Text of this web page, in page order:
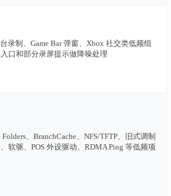
录制、Game Bar 弹窗、Xbox 社交类低频组
口和部分录屏提示做降噪处理
、BranchCache、NFS/TFTP、旧式调制
软驱、POS 外设驱动、RDMA Ping 等低频项